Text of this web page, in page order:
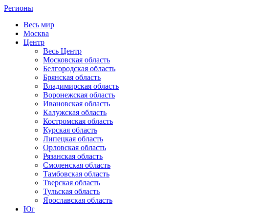
Регионы
Весь мир
Москва
Центр
Весь Центр
Московская область
Белгородская область
Брянская область
Владимирская область
Воронежская область
Ивановская область
Калужская область
Костромская область
Курская область
Липецкая область
Орловская область
Рязанская область
Смоленская область
Тамбовская область
Тверская область
Тульская область
Ярославская область
Юг